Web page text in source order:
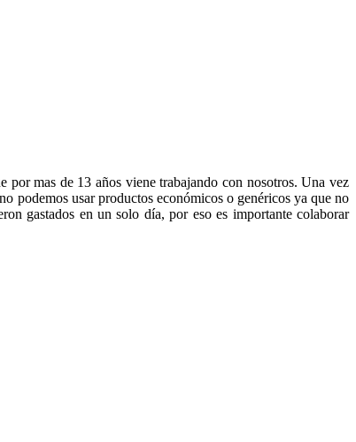
mas de 13 años viene trabajando con nosotros. Una vez
podemos usar productos económicos o genéricos ya que no
gastados en un solo día, por eso es importante colaborar